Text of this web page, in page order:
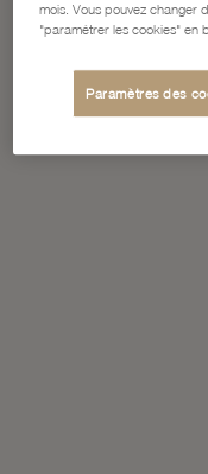
mois. Vous pouvez changer
"paramétrer les cookies" en
Paramètres des